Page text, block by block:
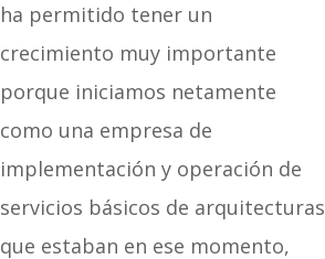
ha permitido tener un
crecimiento muy importante
porque iniciamos netamente
como una empresa de
implementación y operación de
servicios básicos de arquitecturas
que estaban en ese momento,